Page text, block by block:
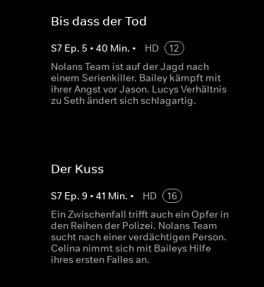
Bis dass der Tod
S7 Ep. 5 • 40 Min. • HD
12
Nolans Team ist auf der Jagd nach
einem Serienkiller. Bailey kämpft mit
ihrer Angst vor Jason. Lucys Verhältnis
zu Seth ändert sich schlagartig.
Der Kuss
S7 Ep. 9 • 41 Min. • HD
16
Ein Zwischenfall trifft auch ein Opfer in
den Reihen der Polizei. Nolans Team
sucht nach einer verdächtigen Person.
Celina nimmt sich mit Baileys Hilfe
ihres ersten Falles an.